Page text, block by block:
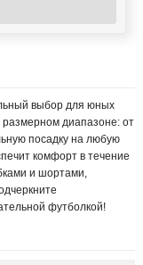
выбор для юных
диапазоне: от
посадку на любую
комфорт в течение
и шортами,
футболкой!